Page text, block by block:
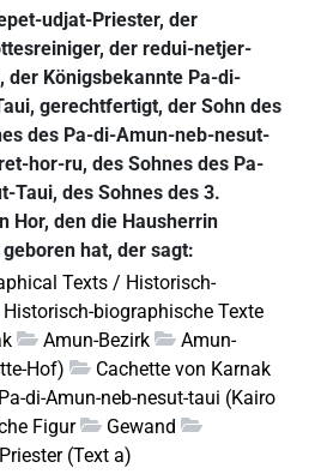
udjat-Priester, der
der redui-netjer-
der Königsbekannte Pa-di-
gerechtfertigt, der Sohn des
des Pa-di-Amun-neb-nesut-
hor-ru, des Sohnes des Pa-
Taui, des Sohnes des 3.
Hor, den die Hausherrin
hat, der sagt:
Texts / Historisch-
Historisch-biographische Texte
Amun-Bezirk
Amun-
Hof)
Cachette von Karnak
di-Amun-neb-nesut-taui (Kairo
Figur
Gewand
(Text a)